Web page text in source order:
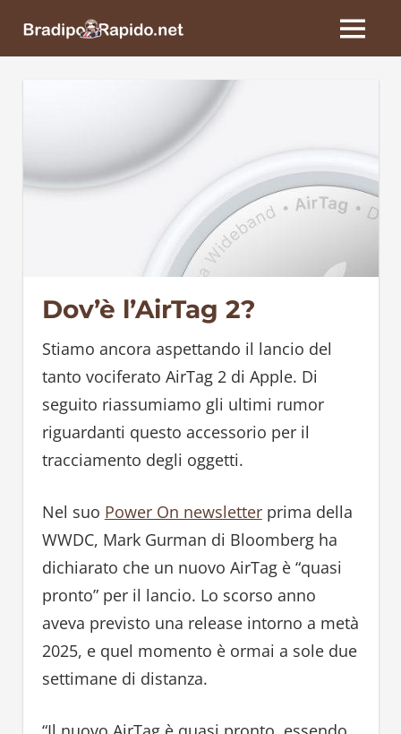
BradipoRapido.net
MENU
Dov’è l’AirTag 2?
Stiamo ancora aspettando il lancio del
tanto vociferato AirTag 2 di Apple. Di
seguito riassumiamo gli ultimi rumor
riguardanti questo accessorio per il
tracciamento degli oggetti.
Nel suo Power On newsletterprima della
WWDC, Mark Gurman di Bloomberg ha
dichiarato che un nuovo AirTag è “quasi
pronto” per il lancio. Lo scorso anno
aveva previsto una release intorno a metà
2025, e quel momento è ormai a sole due
settimane di distanza.